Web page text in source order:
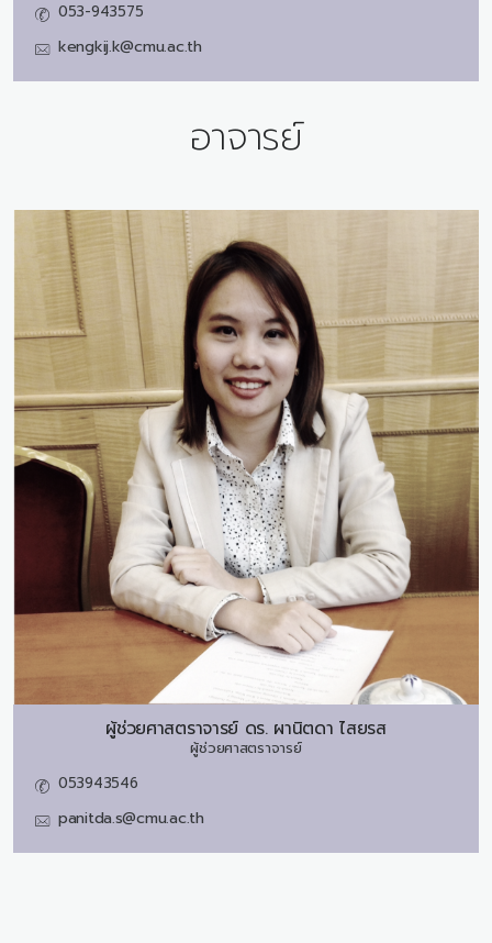
053-943575
kengkij.k@cmu.ac.th
อาจารย์
ผู้ช่วยศาสตราจารย์ ดร. ผานิตดา ไสยรส
ผู้ช่วยศาสตราจารย์
053943546
panitda.s@cmu.ac.th